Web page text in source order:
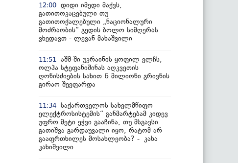
12:00 დიდი იმედი მაქვს,
გათითოკაცებული თუ
გათითოქალებული „ნაციონალური
მოძრაობის“ გედის ბოლო სიმღერას
ვხედავთ - ლევან მახაშვილი
11:51
აშშ-ში უკრაინის ყოფილ ელჩს,
ოლჰა სტეფანიშინას აღკვეთის
ღონისძიების სახით 6 მილიონი გრივნის
გირაო შეეფარდა
11:34 საქართველოს სახელმწიფო
ელექტროსისტემის“ განმარტებამ კიდევ
უფრო მეტი ეჭვი გააჩინა, თუ მსგავსი
გათიშვა გარდაუვალი იყო, რატომ არ
გააფრთხილეს მოსახლეობა? - კახა
კახიშვილი